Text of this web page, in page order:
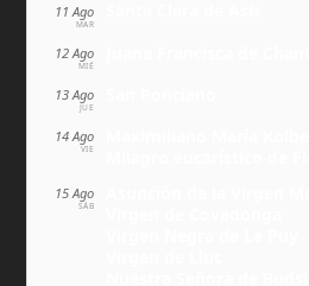
11 Ago
MAR
12 Ago
MIÉ
13 Ago
JUE
14 Ago
VIE
15 Ago
SÁB